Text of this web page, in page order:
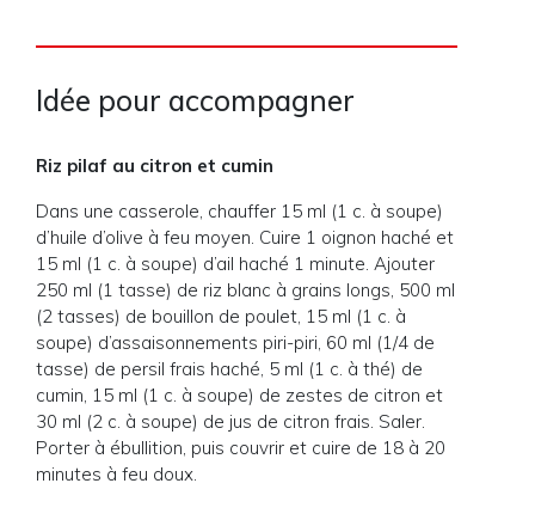
Idée pour accompagner
Riz pilaf au citron et cumin
Dans une casserole, chauffer 15 ml (1 c. à soupe)
d’huile d’olive à feu moyen. Cuire 1 oignon haché et
15 ml (1 c. à soupe) d’ail haché 1 minute. Ajouter
250 ml (1 tasse) de riz blanc à grains longs, 500 ml
(2 tasses) de bouillon de poulet, 15 ml (1 c. à
soupe) d’assaisonnements piri-piri, 60 ml (1/4 de
tasse) de persil frais haché, 5 ml (1 c. à thé) de
cumin, 15 ml (1 c. à soupe) de zestes de citron et
30 ml (2 c. à soupe) de jus de citron frais. Saler.
Porter à ébullition, puis couvrir et cuire de 18 à 20
minutes à feu doux.